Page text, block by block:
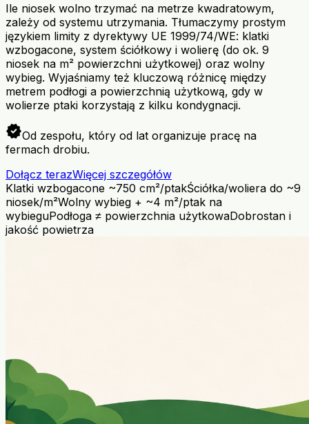
Ile niosek wolno trzymać na metrze kwadratowym,
zależy od systemu utrzymania. Tłumaczymy prostym
językiem limity z dyrektywy UE 1999/74/WE: klatki
wzbogacone, system ściółkowy i wolierę (do ok. 9
niosek na m² powierzchni użytkowej) oraz wolny
wybieg. Wyjaśniamy też kluczową różnicę między
metrem podłogi a powierzchnią użytkową, gdy w
wolierze ptaki korzystają z kilku kondygnacji.
verifiedOd zespołu, który od lat organizuje pracę na
fermach drobiu.
Dołącz terazWięcej szczegółów
Klatki wzbogacone ~750 cm²/ptakŚciółka/woliera do ~9
niosek/m²Wolny wybieg + ~4 m²/ptak na
wybieguPodłoga ≠ powierzchnia użytkowaDobrostan i
jakość powietrza